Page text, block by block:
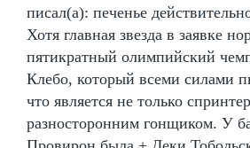
писал(а): печенье
Хотя главная звезда в заявке
пятикратный олимпийский
Клебо, который всеми силами
что является не только
разносторонним гонщиком. У